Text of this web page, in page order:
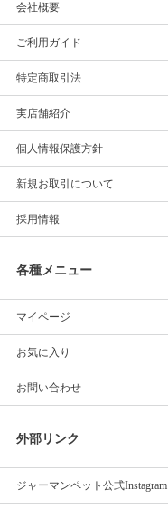
会社概要
ご利用ガイド
特定商取引法
実店舗紹介
個人情報保護方針
新規お取引について
採用情報
各種メニュー
マイページ
お気に入り
お問い合わせ
外部リンク
ジャーマンペット公式Instagram